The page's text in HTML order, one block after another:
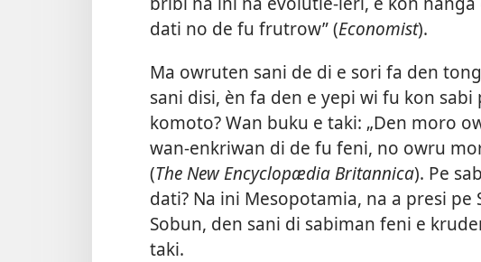
dati no de fu frutrow” (Economist).
Ma owruten sani de di e sori fa den
sani disi, èn fa den e yepi wi fu kon
komoto? Wan buku e taki: „Den moro
wan-enkriwan di de fu feni, no owru
(The New Encyclopædia Britannica). Pe
dati? Na ini Mesopotamia, na a presi
Sobun, den sani di sabiman feni e
taki.